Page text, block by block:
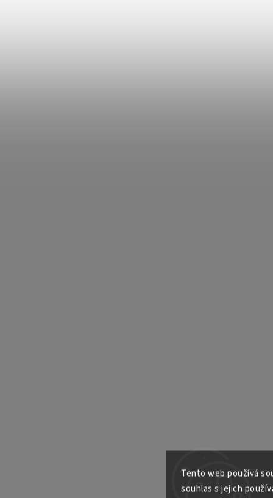
Tento web používá
souhlas s jejich